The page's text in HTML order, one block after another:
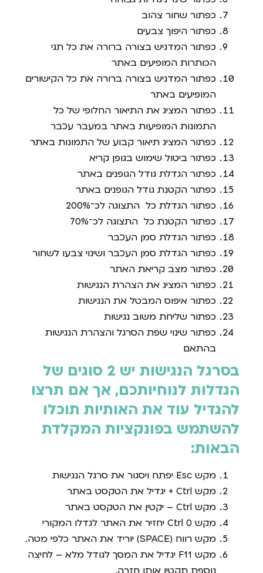
כפתור שחור צהוב
כפתור היפוך צבעים
כפתור המדגיש בצורה ברורה את כל תגי
הכותרות המופיעים באתר
כפתור המדגיש בצורה ברורה את כל הקישורים
המופיעים באתר
כפתור המציג את התיאור החלופי של כל
התמונות המופיעות באתר במעבר עכבר
כפתור המציג תיאור קבוע של התמונות באתר
כפתור ביטול שימוש בגופן קריא
כפתור הגדלת גודל הגופנים באתר
כפתור הקטנת גודל הגופנים באתר
כפתור הגדלת כל התצוגה לכ־200%
כפתור הקטנת כל התצוגה לכ־70%
כפתור הגדלת סמן העכבר
כפתור הגדלת סמן העכבר ושינוי צבעו לשחור
כפתור מצב קריאת האתר
כפתור המציג את הצהרת הנגישות
כפתור איפוס המבטל את הנגישות
כפתור שליחת משוב נגישות
כפתור שינוי שפת הסרגל והצהרת הנגישות
בהתאם
בסרגל הנגישות יש 2 סוגים של
הגדלות לנוחיותכם, אך אם תרצו
להגדיל עוד את האותיות תוכלו
להשתמש בפונקציות המקלדת
הבאות:
מקש Esc יפתח ויסגור את סרגל הנגישות
מקש Ctrl + יגדיל את הטקסט באתר
מקש Ctrl – יקטין את הטקסט באתר
מקש Ctrl 0 יחזיר את האתר לגדלו המקורי
מקש רווח (SPACE) יוריד את האתר כלפי מטה.
מקש F11 יגדיל את המסך לגודל מלא – לחיצה